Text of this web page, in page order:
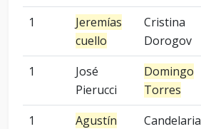
1
Jeremías
cuello
Cristina
Dorogov
1
José
Pierucci
Domingo
Torres
1
Agustín
Candelaria